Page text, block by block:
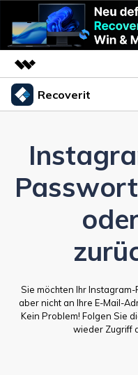
Top-Produkte
Überblick
Lösungen
Über uns
Presseraum
Recoverit
Recoverit
Ein führendes
Recoverit
Unbegrenzte
wiederherstellen
Funktionen
Wiederherstellung
Dokumente
Ressourcen
Kundengeschichten
DOWNLOAD
Sie möchten Ihr
aber nicht an Ihre E-Mail-
Kein Problem! Folgen Sie
wieder Zugriff